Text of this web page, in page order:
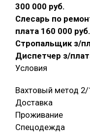
300 000 руб.
Слесарь по
плата 160 000 руб.
Стропальщик з/
Диспетчер з/
Условия
Вахтовый метод 2/
Доставка
Проживание
Спецодежда